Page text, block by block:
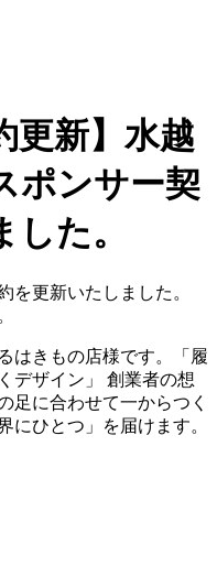
更新】水越
ポンサー契
た。
を更新いたしました。
はきもの店様です。「履
デザイン」 創業者の想
足に合わせて一からつく
にひとつ」を届けます。